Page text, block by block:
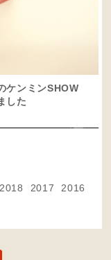
ケンミンSHOW
した
2018 2017
2016